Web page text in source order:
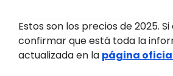
Estos son los precios de 2025.
confirmar que está toda la
actualizada en la página